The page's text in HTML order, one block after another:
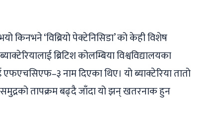
किनभने ‘विब्रियो पेक्टेनिसिडा’ को केही विशेष
ब्रिटिश कोलम्बिया विश्वविद्यालयका
नाम दिएका थिए। यो ब्याक्टेरिया तातो
तापक्रम बढ्दै जाँदा यो झन् खतरनाक हुन